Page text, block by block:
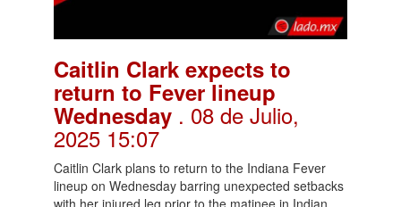
Caitlin Clark expects to
return to Fever lineup
Wednesday . 08 de Julio,
2025 15:07
Caitlin Clark plans to return to the Indiana Fever
lineup on Wednesday barring unexpected setbacks
with her injured leg prior to the matinee in Indian